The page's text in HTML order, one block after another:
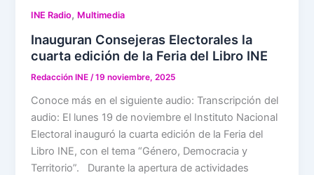
INE Radio, Multimedia
Inauguran Consejeras Electorales la
cuarta edición de la Feria del Libro INE
Redacción INE/19 noviembre, 2025
Conoce más en el siguiente audio: Transcripción del
audio: El lunes 19 de noviembre el Instituto Nacional
Electoral inauguró la cuarta edición de la Feria del
Libro INE, con el tema “Género, Democracia y
Territorio”. Durante la apertura de actividades